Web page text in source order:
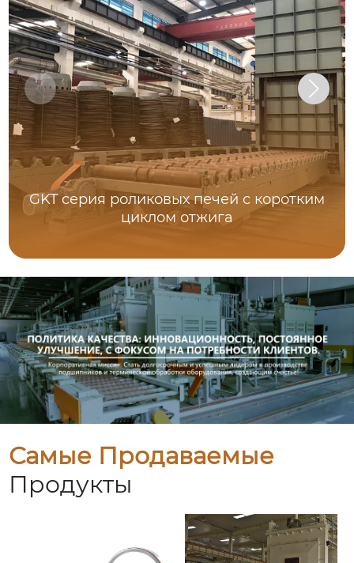
GKT серия роликовых печей с коротким
циклом отжига
Самые Продаваемые
Продукты